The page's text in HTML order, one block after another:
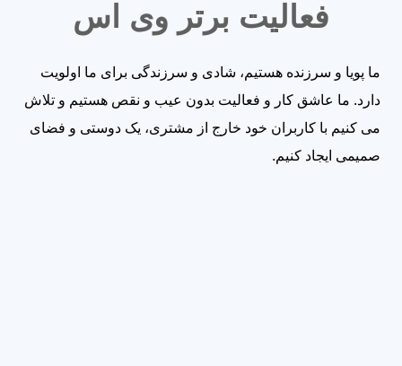
فعالیت برتر وی اس
ما پویا و سرزنده هستیم، شادی و سرزندگی برای ما اولویت
دارد. ما عاشق کار و فعالیت بدون عیب و نقص هستیم و تلاش
می کنیم با کاربران خود خارج از مشتری، یک دوستی و فضای
صمیمی ایجاد کنیم.